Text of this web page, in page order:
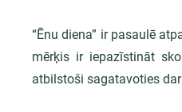
“Ēnu diena” ir pasaulē
mērķis ir iepazīstināt
atbilstoši sagatavoties